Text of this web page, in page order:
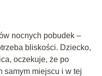
nocnych pobudek –
bliskości. Dziecko,
oczekuje, że po
samym miejscu i w tej